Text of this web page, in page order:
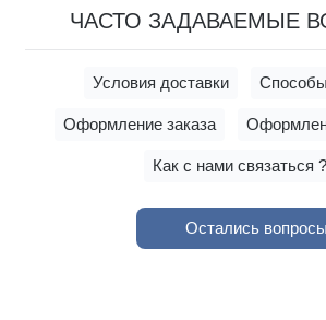
ЧАСТО ЗАДАВАЕМЫЕ
Условия доставки
Оформление заказа
Как с нами связаться ?
Остались